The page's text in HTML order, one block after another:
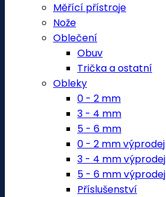
Měřící přístroje
Nože
Oblečení
Obuv
Trička a ostatní
Obleky
0 - 2 mm
3 - 4 mm
5 - 6 mm
0 - 2 mm výprodej
3 - 4 mm výprodej
5 - 6 mm výprodej
Příslušenství